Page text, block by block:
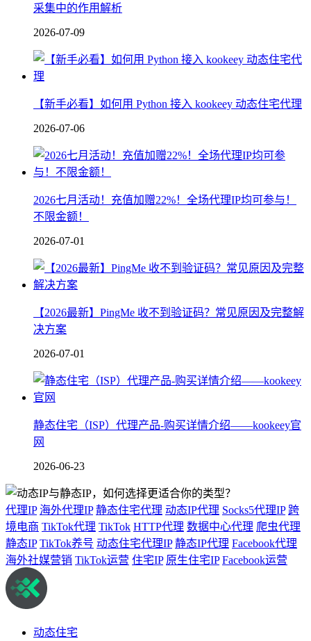
采集中的作用解析
2026-07-09
【新手必看】如何用 Python 接入 kookeey 动态住宅代理
2026-07-06
2026七月活动！充值加赠22%！全场代理IP均可参与！
不限金额！
2026-07-01
【2026最新】PingMe 收不到验证码？常见原因及完整解
决方案
2026-07-01
静态住宅（ISP）代理产品-购买详情介绍——kookeey官
网
2026-06-23
代理IP 海外代理IP 静态住宅代理 动态IP代理 Socks5代理IP 跨
境电商 TikTok代理 TikTok HTTP代理 数据中心代理 爬虫代理
静态IP TikTok养号 动态住宅代理IP 静态IP代理 Facebook代理
海外社媒营销 TikTok运营 住宅IP 原生住宅IP Facebook运营
动态住宅